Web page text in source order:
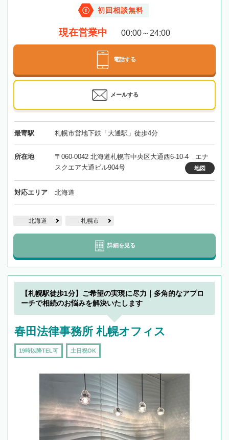
初回相談無料
現在営業中 00:00～24:00
電話する
メールする
最寄駅 札幌市営地下鉄「大通駅」徒歩4分
所在地
〒060-0042 北海道札幌市中央区大通西6-10-4 エナ
スクエア大通ビル904号
地図
対応エリア 北海道
北海道 札幌市
詳細を見る
【札幌駅徒歩1分】ご希望の実現に尽力｜多角的なアプロ
ーチで相続のお悩みを解決いたします
春田法律事務所 札幌オフィス
19時以降TEL可 土日祝OK